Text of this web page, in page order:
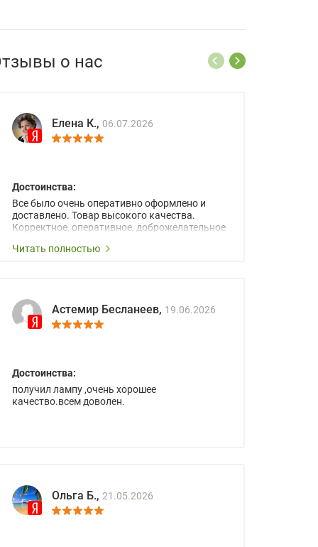
о нас
Елена К., 06.07.2026
Достоинства:
Все было очень оперативно оформлено и
доставлено. Товар высокого качества.
Корректное, оперативное, доброжелательное
Читать полностью
Астемир Бесланеев, 19.06.2026
Достоинства:
получил лампу ,очень хорошее
качество.всем доволен.
Ольга Б., 21.05.2026